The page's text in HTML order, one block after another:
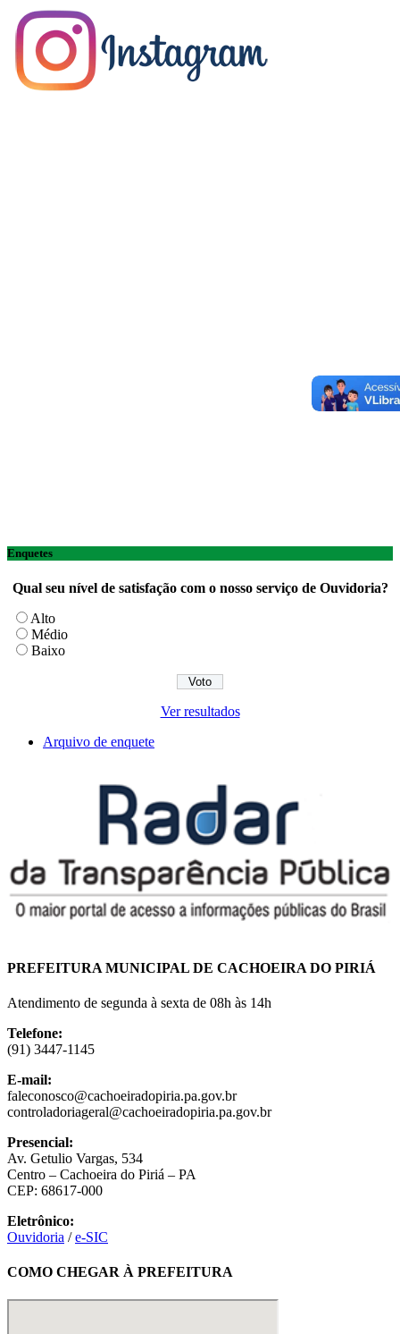
Enquetes
Qual seu nível de satisfação com o nosso serviço de Ouvidoria?
Alto
Médio
Baixo
Ver resultados
Arquivo de enquete
PREFEITURA MUNICIPAL DE CACHOEIRA DO PIRIÁ
Atendimento de segunda à sexta de 08h às 14h
Telefone:
(91) 3447-1145
E-mail:
faleconosco@cachoeiradopiria.pa.gov.br
controladoriageral@cachoeiradopiria.pa.gov.br
Presencial:
Av. Getulio Vargas, 534
Centro – Cachoeira do Piriá – PA
CEP: 68617-000
Eletrônico:
Ouvidoria /e-SIC
COMO CHEGAR À PREFEITURA